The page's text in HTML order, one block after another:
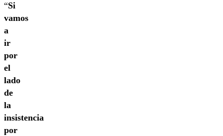
“Si
vamos
a
ir
por
el
lado
de
la
insistencia
por